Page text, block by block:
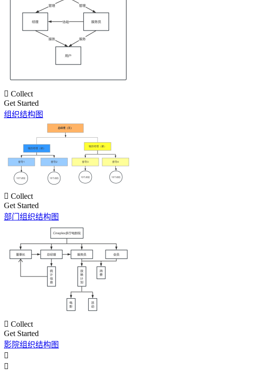
 Collect
Get Started
组织结构图
 Collect
Get Started
部门组织结构图
 Collect
Get Started
影院组织结构图

